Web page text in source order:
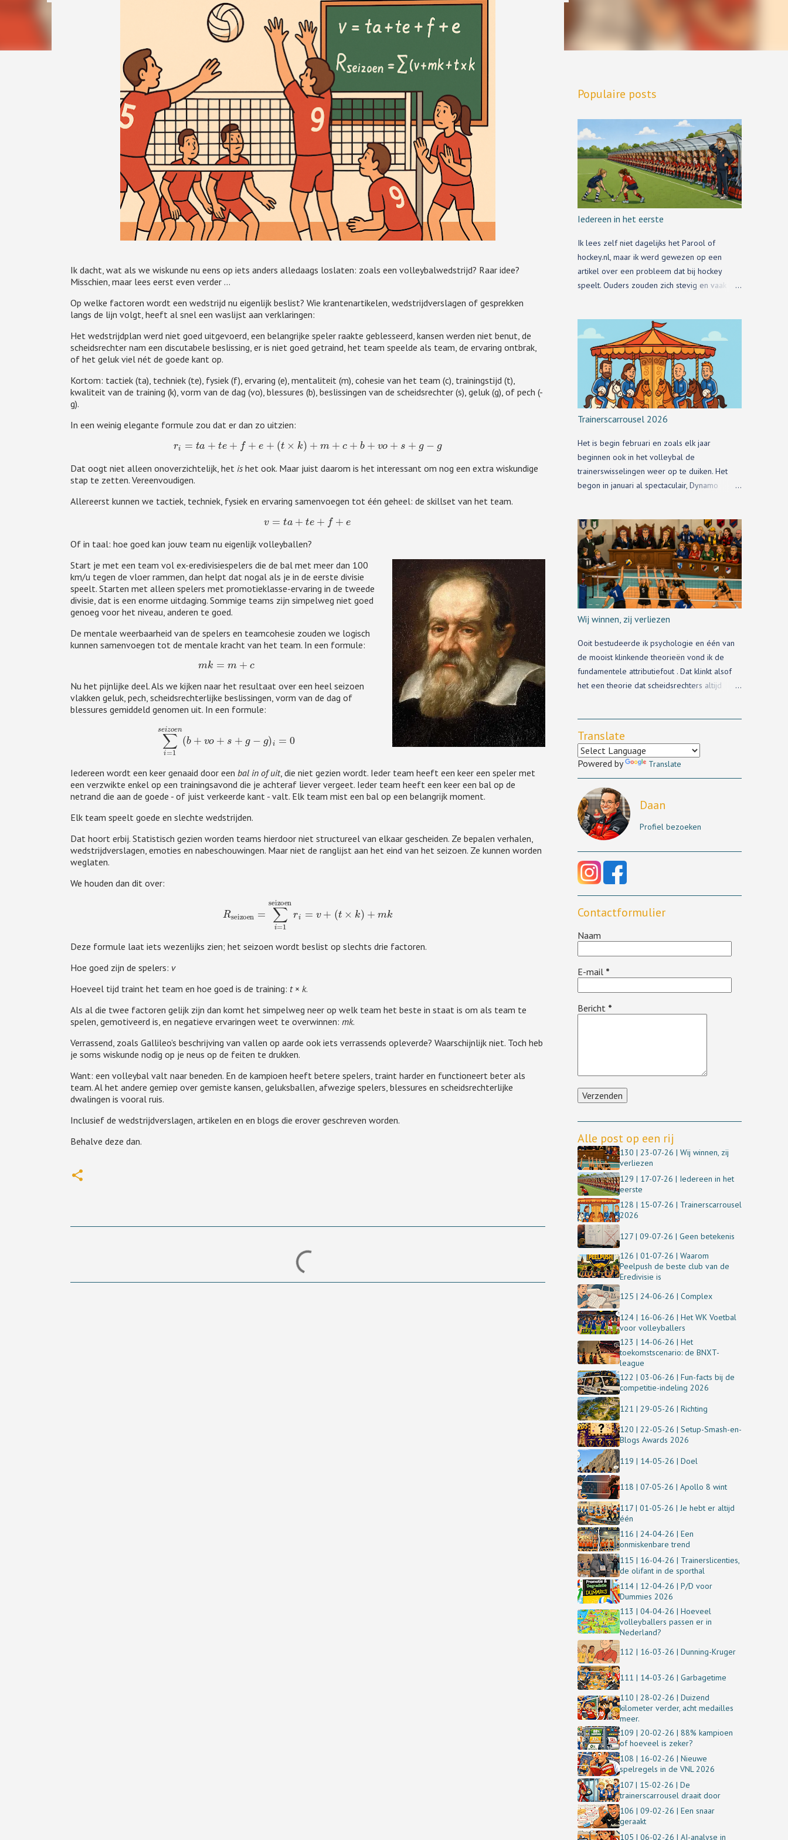
Ik dacht, wat als we wiskunde nu eens op iets anders alledaags loslaten: zoals een volleybalwedstrijd? Raar idee?
Misschien, maar lees eerst even verder ...
Op welke factoren wordt een wedstrijd nu eigenlijk beslist? Wie krantenartikelen, wedstrijdverslagen of gesprekken
langs de lijn volgt, heeft al snel een waslijst aan verklaringen:
Het wedstrijdplan werd niet goed uitgevoerd, een belangrijke speler raakte geblesseerd, kansen werden niet benut, de
scheidsrechter nam een discutabele beslissing, er is niet goed getraind, het team speelde als team, de ervaring ontbrak,
of het geluk viel nét de goede kant op.
Kortom: tactiek (ta), techniek (te), fysiek (f), ervaring (e), mentaliteit (m), cohesie van het team (c), trainingstijd (t),
kwaliteit van de training (k), vorm van de dag (vo), blessures (b), beslissingen van de scheidsrechter (s), geluk (g), of pech (-
g).
In een weinig elegante formule zou dat er dan zo uitzien:
ri = a+ t + + e+ (t× k)+ m+c + + vo + + g−g
Dat oogt niet alleen onoverzichtelijk, het ishet ook. Maar juist daarom is het interessant om nog een extra wiskundige
stap te zetten. Vereenvoudigen.
Allereerst kunnen we tactiek, techniek, fysiek en ervaring samenvoegen tot één geheel: de skillset van het team.
v=t a te +f +e
Of in taal: hoe goed kan jouw team nu eigenlijk volleyballen?
Start je met een team vol ex-eredivisiespelers die de bal met meer dan 100
km/u tegen de vloer rammen, dan helpt dat nogal als je in de eerste divisie
speelt. Starten met alleen spelers met promotieklasse-ervaring in de tweede
divisie, dat is een enorme uitdaging. Sommige teams zijn simpelweg niet goed
genoeg voor het niveau, anderen te goed.
De mentale weerbaarheid van de spelers en teamcohesie zouden we logisch
kunnen samenvoegen tot de mentale kracht van het team. In een formule:
Nu het pijnlijke deel. Als we kijken naar het resultaat over een heel seizoen
vlakken geluk, pech, scheidsrechterlijke beslissingen, vorm van de dag of
blessures gemiddeld genomen uit. In een formule:
Iedereen wordt een keer genaaid door een bal in of uit, die niet gezien wordt. Ieder team heeft een keer een speler met
een verzwikte enkel op een trainingsavond die je achteraf liever vergeet. Ieder team heeft een keer een bal op de
netrand die aan de goede - of juist verkeerde kant - valt. Elk team mist een bal op een belangrijk moment.
Elk team speelt goede en slechte wedstrijden.
Dat hoort erbij. Statistisch gezien worden teams hierdoor niet structureel van elkaar gescheiden. Ze bepalen verhalen,
wedstrijdverslagen, emoties en nabeschouwingen. Maar niet de ranglijst aan het eind van het seizoen. Ze kunnen worden
weglaten.
We houden dan dit over:
=∑i=1
Deze formule laat iets wezenlijks zien; het seizoen wordt beslist op slechts drie factoren.
Hoe goed zijn de spelers: v
Hoeveel tijd traint het team en hoe goed is de training: t × k.
Als al die twee factoren gelijk zijn dan komt het simpelweg neer op welk team het beste in staat is om als team te
spelen, gemotiveerd is, en negatieve ervaringen weet te overwinnen: mk.
Verrassend, zoals Gallileo's beschrijving van vallen op aarde ook iets verrassends opleverde? Waarschijnlijk niet. Toch heb
je soms wiskunde nodig op je neus op de feiten te drukken.
Want: een volleybal valt naar beneden. En de kampioen heeft betere spelers, traint harder en functioneert beter als
team. Al het andere gemiep over gemiste kansen, geluksballen, afwezige spelers, blessures en scheidsrechterlijke
dwalingen is vooral ruis.
Inclusief de wedstrijdverslagen, artikelen en en blogs die erover geschreven worden.
Behalve deze dan.
Populaire posts
Iedereen in het eerste
Ik lees zelf niet dagelijks het Parool of
hockey.nl, maar ik werd gewezen op een
artikel over een probleem dat bij hockey
speelt. Ouders zouden zich stevig en vaak
Trainerscarrousel 2026
Het is begin februari en zoals elk jaar
beginnen ook in het volleybal de
trainerswisselingen weer op te duiken. Het
begon in januari al spectaculair, Dynamo
Redbad haalt de krant nog wel, maar
amateurvolleyballand is klein, te klein, en de
andere trainerswisselingen kom je via de pers
niet te weten.
Wij winnen, zij verliezen
Ooit bestudeerde ik psychologie en één van
de mooist klinkende theorieën vond ik de
fundamentele attributiefout . Dat klinkt alsof
het een theorie dat scheidsrechters altijd
Translate
Powered by Translate
Daan
Profiel bezoeken
Contactformulier
Naam
E-mail *
Bericht *
Alle post op een rij
130 | 23-07-26 | Wij winnen, zij
verliezen
129 | 17-07-26 | Iedereen in het
eerste
128 | 15-07-26 | Trainerscarrousel
2026
127 | 09-07-26 | Geen betekenis
126 | 01-07-26 | Waarom
Peelpush de beste club van de
Eredivisie is
125 | 24-06-26 | Complex
124 | 16-06-26 | Het WK Voetbal
voor volleyballers
123 | 14-06-26 | Het
toekomstscenario: de BNXT-
league
122 | 03-06-26 | Fun-facts bij de
competitie-indeling 2026
121 | 29-05-26 | Richting
120 | 22-05-26 | Setup-Smash-en-
Blogs Awards 2026
119 | 14-05-26 | Doel
118 | 07-05-26 | Apollo 8 wint
117 | 01-05-26 | Je hebt er altijd
één
116 | 24-04-26 | Een
onmiskenbare trend
115 | 16-04-26 | Trainerslicenties,
de olifant in de sporthal
114 | 12-04-26 | P/D voor
Dummies 2026
113 | 04-04-26 | Hoeveel
volleyballers passen er in
Nederland?
112 | 16-03-26 | Dunning-Kruger
111 | 14-03-26 | Garbagetime
110 | 28-02-26 | Duizend
kilometer verder, acht medailles
meer.
109 | 20-02-26 | 88% kampioen
of hoeveel is zeker?
108 | 16-02-26 | Nieuwe
spelregels in de VNL 2026
107 | 15-02-26 | De
trainerscarrousel draait door
106 | 09-02-26 | Een snaar
geraakt
105 | 06-02-26 | AI-analyse in